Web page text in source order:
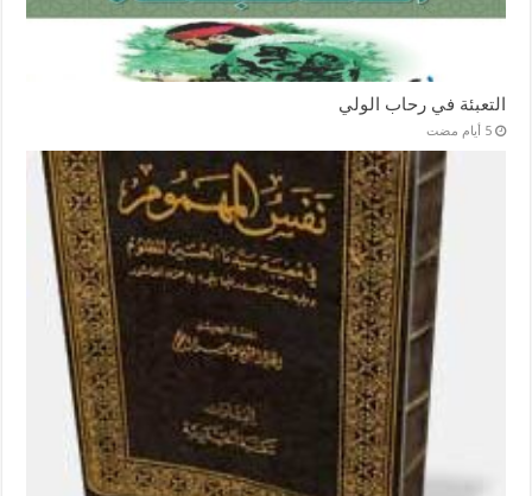
التعبئة في رحاب الولي
‏5 أيام مضت